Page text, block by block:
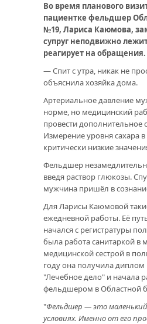
Во время планового
пациентке фельдшер
№19, Лариса Каюмова,
супруг неподвижно
реагирует на обращения.
— Спит с утра, никак не
объяснила хозяйка дома.
Артериальное давление
норме, но медицинский
провести дополнительное
Измерение уровня сахара
критически низкие
Фельдшер
введя раствор глюкозы.
мужчина пришёл в
Для Ларисы Каюмовой
ежедневной работы. Её
начался с регистратуры
была работа санитаркой в
медицинской сестрой в
году она получила диплом
"Лечебное дело" и начала
фельдшером в Областной
"Фельдшер — это
условиях. Именно от его